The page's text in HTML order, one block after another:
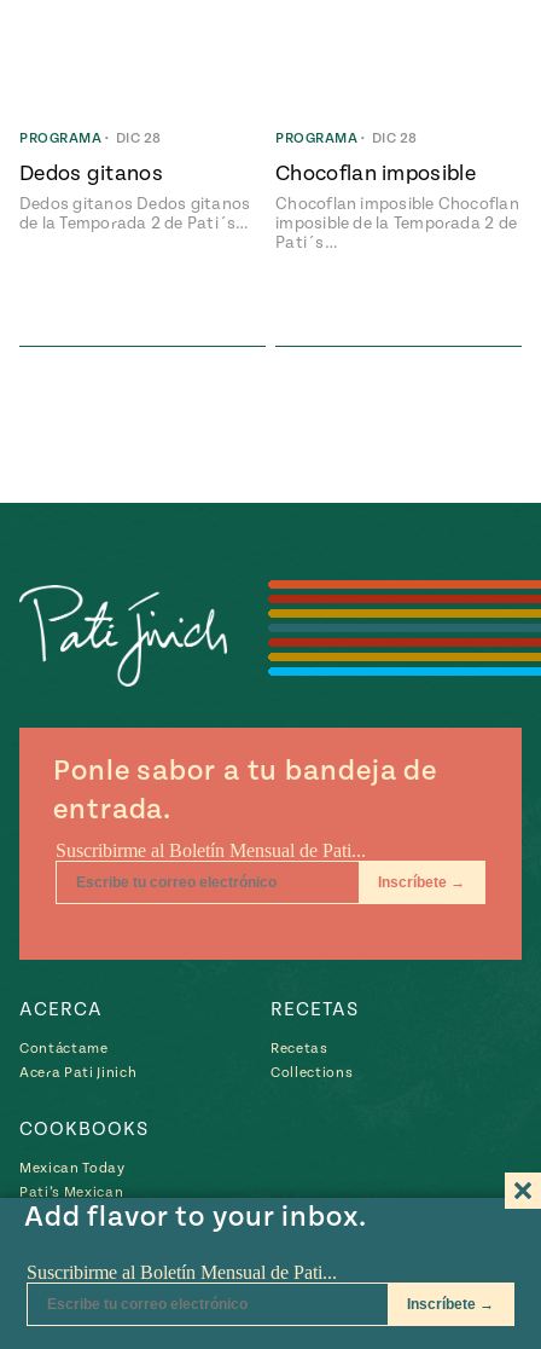
Add flavor to your inbox.
PROGRAMA • DIC 28
Dedos gitanos
Dedos gitanos Dedos gitanos
de la Temporada 2 de Pati´s…
PROGRAMA • DIC 28
Chocoflan imposible
Chocoflan imposible Chocoflan
imposible de la Temporada 2 de
Pati´s…
Ponle sabor a tu bandeja de
entrada.
ACERCA
Contáctame
Acera Pati Jinich
RECETAS
Recetas
Collections
COOKBOOKS
Mexican Today
Pati’s Mexican
Table
YouTube
en
Instagram
en
Pinterest
en
Twitter